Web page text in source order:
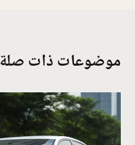
موضوعات ذات صلة